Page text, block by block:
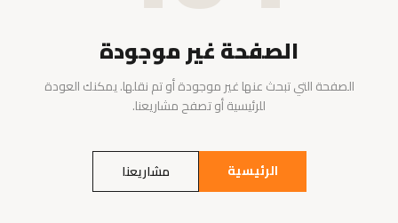
الصفحة غير موجودة
الصفحة التي تبحث عنها غير موجودة أو تم نقلها. يمكنك العودة
للرئيسية أو تصفح مشاريعنا.
الرئيسية مشاريعنا